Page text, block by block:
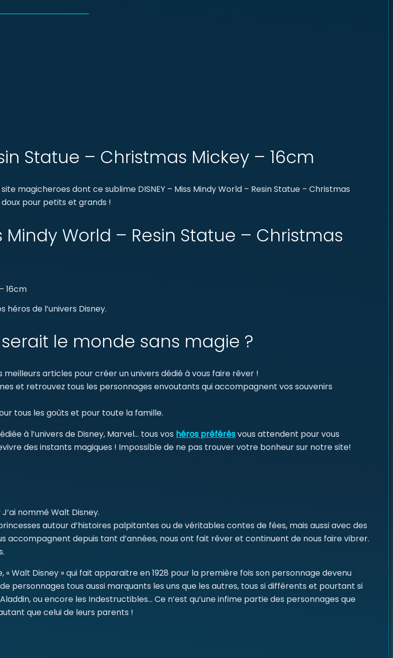
e-mail*Obligatoire
Se souvenir de moi
?
Statue – Christmas Mickey – 16cm
magicheroes dont ce sublime DISNEY – Miss Mindy World – Resin Statue – Christmas
pour petits et grands !
Mindy World – Resin Statue – Christmas
16cm
héros de l’univers Disney.
le monde sans magie ?
articles pour créer un univers dédié à vous faire rêver !
et retrouvez tous les personnages envoutants qui accompagnent vos souvenirs
tous les goûts et pour toute la famille.
à l’univers de Disney, Marvel… tous vos héros préférésvous attendent pour vous
des instants magiques ! Impossible de ne pas trouver votre bonheur sur notre site!
nommé Walt Disney.
autour d’histoires palpitantes ou de véritables contes de fées, mais aussi avec des
accompagnent depuis tant d’années, nous ont fait rêver et continuent de nous faire vibrer.
Disney » qui fait apparaitre en 1928 pour la première fois son personnage devenu
personnages tous aussi marquants les uns que les autres, tous si différents et pourtant si
ou encore les Indestructibles… Ce n’est qu’une infime partie des personnages que
que celui de leurs parents !